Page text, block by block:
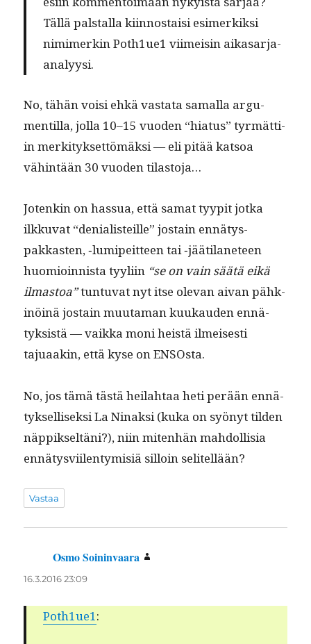
Täl­lä pal­stal­la kiin­nos­taisi esimerkik­si
nim­imerkin Poth1ue1 viimeisin aikasarja-
analyysi.
No, tähän voisi ehkä vas­ta­ta samal­la argu­
men­til­la, jol­la 10–15 vuo­den “hia­tus” tyr­mät­ti­
in merk­i­tyk­set­tömäk­si — eli pitää kat­soa
vähin­tään 30 vuo­den tilastoja…
Jotenkin on has­sua, että samat tyyp­it jot­ka
ilkku­vat “denial­is­teille” jostain ennä­tys­
pakkas­ten, ‑lumipeit­teen tai ‑jääti­lan­e­teen
huomioin­nista tyyli­in “se on vain säätä eikä
ilmas­toa”tun­tu­vat nyt itse ole­van aivan pähk­
inöinä jostain muu­ta­man kuukau­den ennä­
tyk­sistä — vaik­ka moni heistä ilmeis­es­ti
tajuaakin, että kyse on ENSOsta.
No, jos tämä tästä heilah­taa heti perään ennä­
tyk­sel­lisek­si La Ninaksi (kuka on syönyt tilden
näp­pik­seltäni?), niin miten­hän mah­dol­lisia
ennä­tysvi­ilen­tymisiä sil­loin selitellään?
Vastaa
Osmo Soininvaara
16.3.2016 23:09
Poth1ue1: